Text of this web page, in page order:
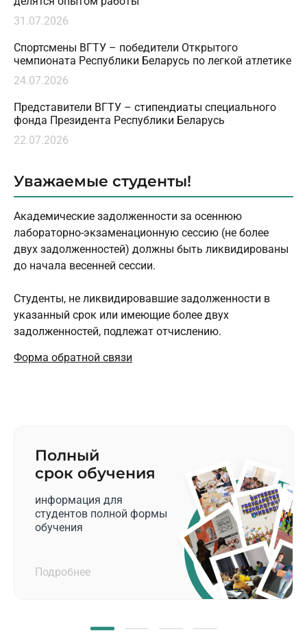
31.07.2026
Спортсмены ВГТУ – победители Открытого
чемпионата Республики Беларусь по легкой атлетике
24.07.2026
Представители ВГТУ – стипендиаты специального
фонда Президента Республики Беларусь
22.07.2026
Уважаемые студенты!
Академические задолженности за осеннюю
лабораторно-экзаменационную сессию (не более
двух задолженностей) должны быть ликвидированы
до начала весенней сессии.
Студенты, не ликвидировавшие задолженности в
указанный срок или имеющие более двух
задолженностей, подлежат отчислению.
Форма обратной связи
Полный
срок обучения
информация для
студентов полной формы
обучения
Подробнее